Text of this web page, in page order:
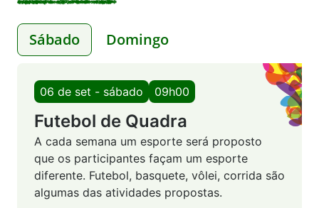
Sábado Domingo
06 de set - sábado 09h00
Futebol de Quadra
A cada semana um esporte será proposto
que os participantes façam um esporte
diferente. Futebol, basquete, vôlei, corrida são
algumas das atividades propostas.